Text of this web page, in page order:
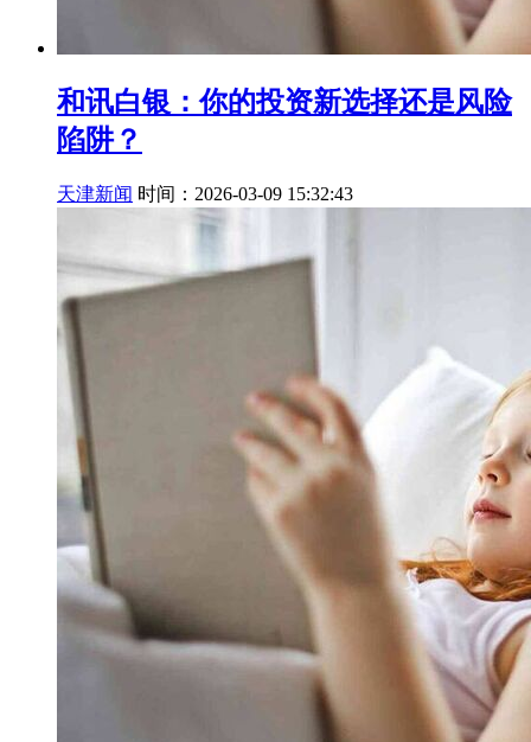
和讯白银：你的投资新选择还是风险
陷阱？
天津新闻 时间：2026-03-09 15:32:43